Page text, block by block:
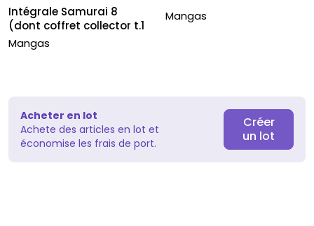
Intégrale Samurai 8
(dont coffret collector t.1
&...
Mangas
Mangas
Acheter en lot
Achete des articles en lot et
économise les frais de port.
Créer
un lot